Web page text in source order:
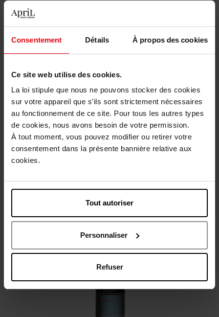
Consentement Détails À propos des cookies
Ce site web utilise des cookies.
La loi stipule que nous ne pouvons stocker des cookies
sur votre appareil que s’ils sont strictement nécessaires
au fonctionnement de ce site. Pour tous les autres types
de cookies, nous avons besoin de votre permission.
À tout moment, vous pouvez modifier ou retirer votre
consentement dans la présente bannière relative aux
cookies.
Tout autoriser
Personnaliser
Refuser
Bestel nu!
Gratis levering bij aankoop van min. 55€
Gratis retour in je winkelpunt
Gratis verpakking
Beschrijving
Karakteristieken
Nog iets vergeten ?
Web Exclusief